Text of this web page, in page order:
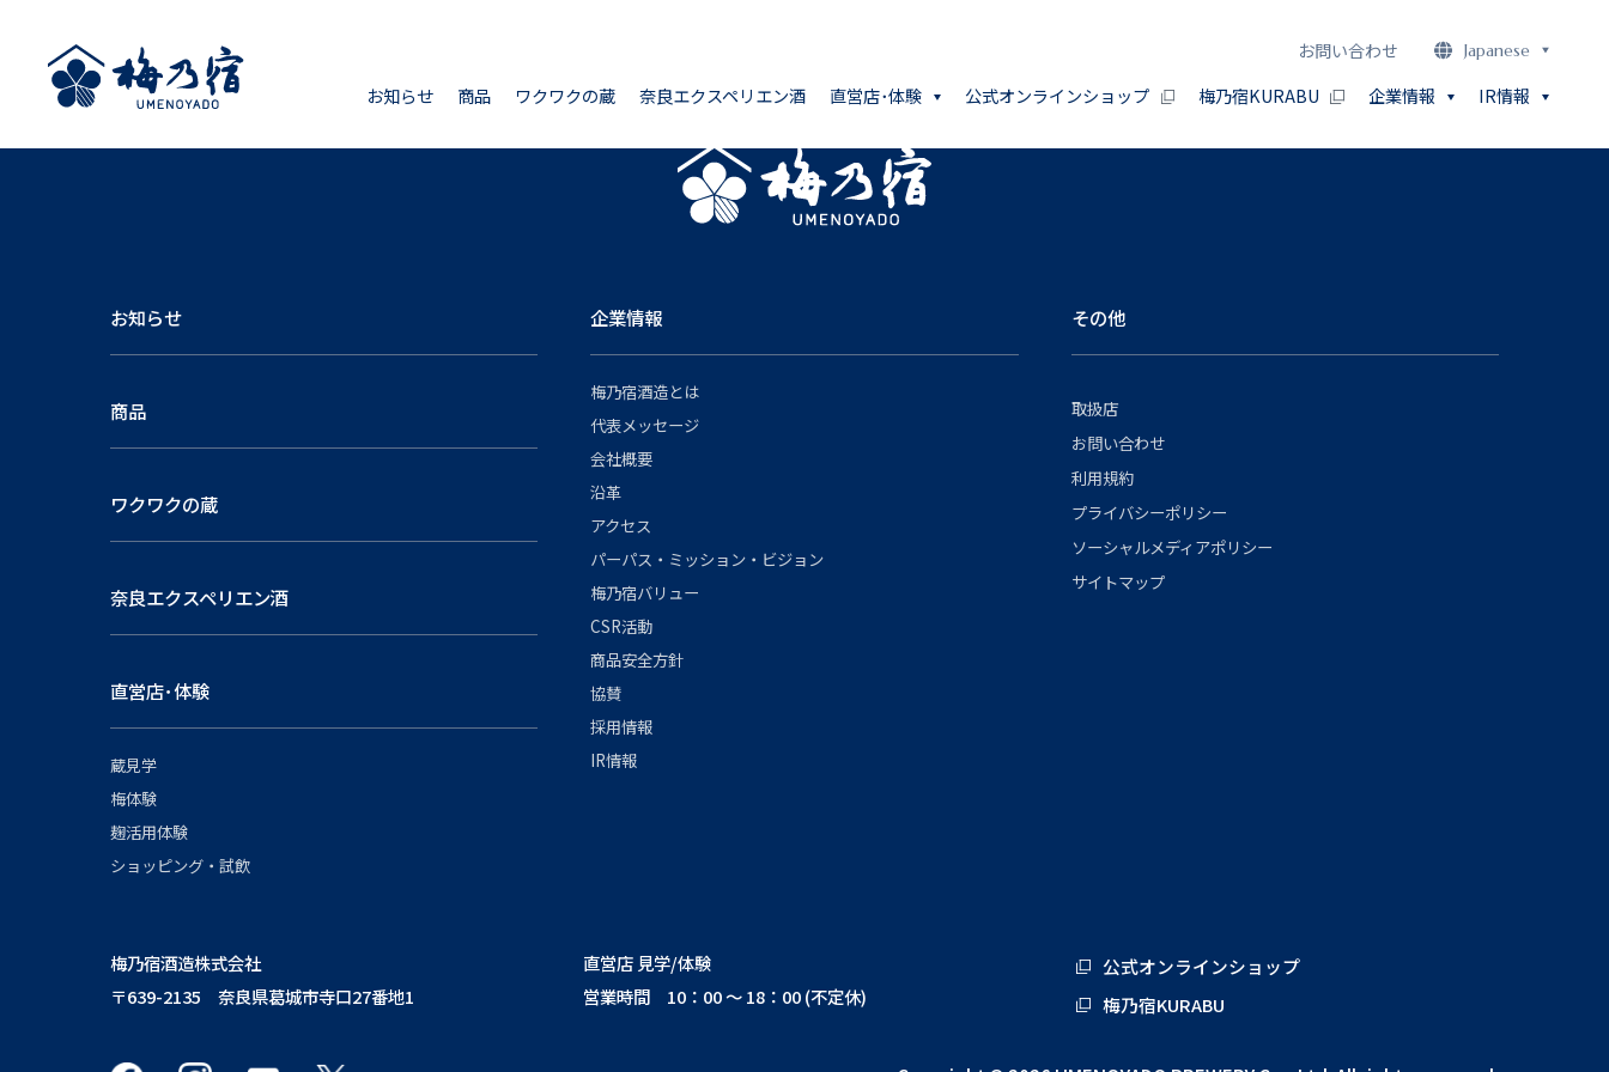
お問い合わせ Japanese
お知らせ 商品 ワクワクの蔵 奈良エクスペリエン酒 直営店･体験 公式オンラインショップ 梅乃宿KURABU 企業情報 IR情報
お知らせ
商品
ワクワクの蔵
奈良エクスペリエン酒
直営店･体験
蔵見学
梅体験
麹活用体験
ショッピング・試飲
企業情報
梅乃宿酒造とは
代表メッセージ
会社概要
沿革
アクセス
パーパス・ミッション・ビジョン
梅乃宿バリュー
CSR活動
商品安全方針
協賛
採用情報
IR情報
その他
取扱店
お問い合わせ
利用規約
プライバシーポリシー
ソーシャルメディアポリシー
サイトマップ
梅乃宿酒造株式会社
〒639-2135 奈良県葛城市寺口27番地1
直営店 見学/体験
営業時間 10：00 ～ 18：00 (不定休)
公式オンラインショップ
梅乃宿KURABU